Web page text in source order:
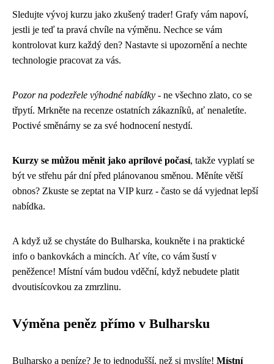
Sledujte vývoj kurzu jako zkušený trader! Grafy vám napoví,
jestli je teď ta pravá chvíle na výměnu. Nechce se vám
kontrolovat kurz každý den? Nastavte si upozornění a nechte
technologie pracovat za vás.
Pozor na podezřele výhodné nabídky - ne všechno zlato, co se
třpytí. Mrkněte na recenze ostatních zákazníků, ať nenaletíte.
Poctivé směnárny se za své hodnocení nestydí.
Kurzy se můžou měnit jako aprílové počasí, takže vyplatí se
být ve střehu pár dní před plánovanou směnou. Měníte větší
obnos? Zkuste se zeptat na VIP kurz - často se dá vyjednat lepší
nabídka.
A když už se chystáte do Bulharska, koukněte i na praktické
info o bankovkách a mincích. Ať víte, co vám šustí v
peněžence! Místní vám budou vděční, když nebudete platit
dvoutisícovkou za zmrzlinu.
Výměna peněz přímo v Bulharsku
Bulharsko a peníze? Je to jednodušší, než si myslíte! Místní